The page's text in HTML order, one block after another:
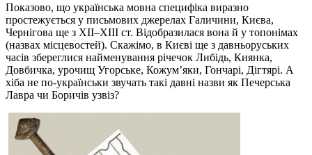
Показово, що українська мовна специфіка виразно
простежується у письмових джерелах Галичини, Києва,
Чернігова ще з ХІІ–ХІІІ ст. Відобразилася вона й у топонімах
(назвах місцевостей). Скажімо, в Києві ще з давньоруських
часів збереглися найменування річечок Либідь, Киянка,
Довбичка, урочищ Угорське, Кожум’яки, Гончарі, Дігтярі. А
хіба не по-українськи звучать такі давні назви як Печерська
Лавра чи Боричів узвіз?